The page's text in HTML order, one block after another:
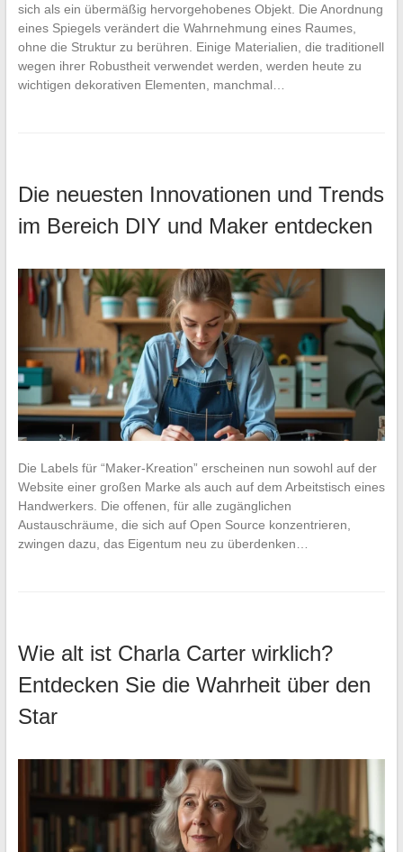
sich als ein übermäßig hervorgehobenes Objekt. Die Anordnung
eines Spiegels verändert die Wahrnehmung eines Raumes,
ohne die Struktur zu berühren. Einige Materialien, die traditionell
wegen ihrer Robustheit verwendet werden, werden heute zu
wichtigen dekorativen Elementen, manchmal…
Die neuesten Innovationen und Trends
im Bereich DIY und Maker entdecken
Die Labels für “Maker-Kreation” erscheinen nun sowohl auf der
Website einer großen Marke als auch auf dem Arbeitstisch eines
Handwerkers. Die offenen, für alle zugänglichen
Austauschräume, die sich auf Open Source konzentrieren,
zwingen dazu, das Eigentum neu zu überdenken…
Wie alt ist Charla Carter wirklich?
Entdecken Sie die Wahrheit über den
Star